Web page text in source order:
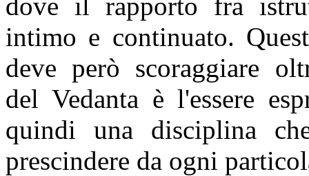
intimo e continuato.
deve però scoraggiare
del Vedanta è l'essere
quindi una disciplina
prescindere da ogni